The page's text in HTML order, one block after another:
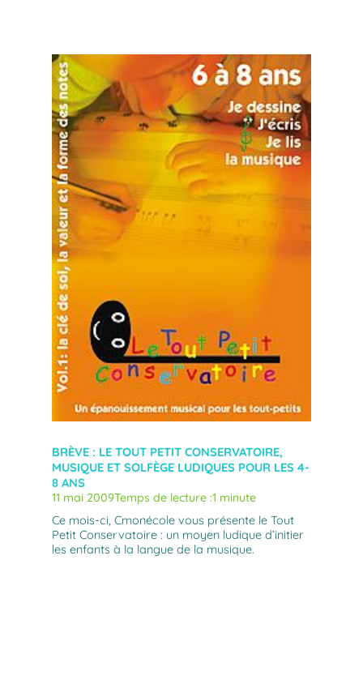
BRÈVE : LE TOUT PETIT CONSERVATOIRE,
MUSIQUE ET SOLFÈGE LUDIQUES POUR LES 4-
8 ANS
11 mai 2009Temps de lecture :1 minute
Ce mois-ci, Cmonécole vous présente le Tout
Petit Conservatoire : un moyen ludique d’initier
les enfants à la langue de la musique.